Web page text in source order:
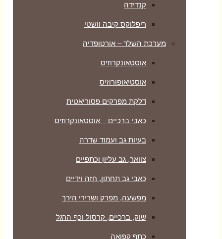
קנדידה
ריפלוקס קיבה וושטי
מערכת השלד – אורטופדיה
אוסטאונקרוזיס
אוסטיאופורוזיס
דלקת מפרקים פסוריאטית
כאבי ברכיים – אוסטאונקרוזיס
בעיות גב ועמוד שדרה
צוואר, גב עליון וכתפיים
כאבי גב תחתון, חזה וידיים
מפשעה, מפרק ושרירי הירך
שוק, ברכיים, קרסול וכף הרגל
כתף קפואה